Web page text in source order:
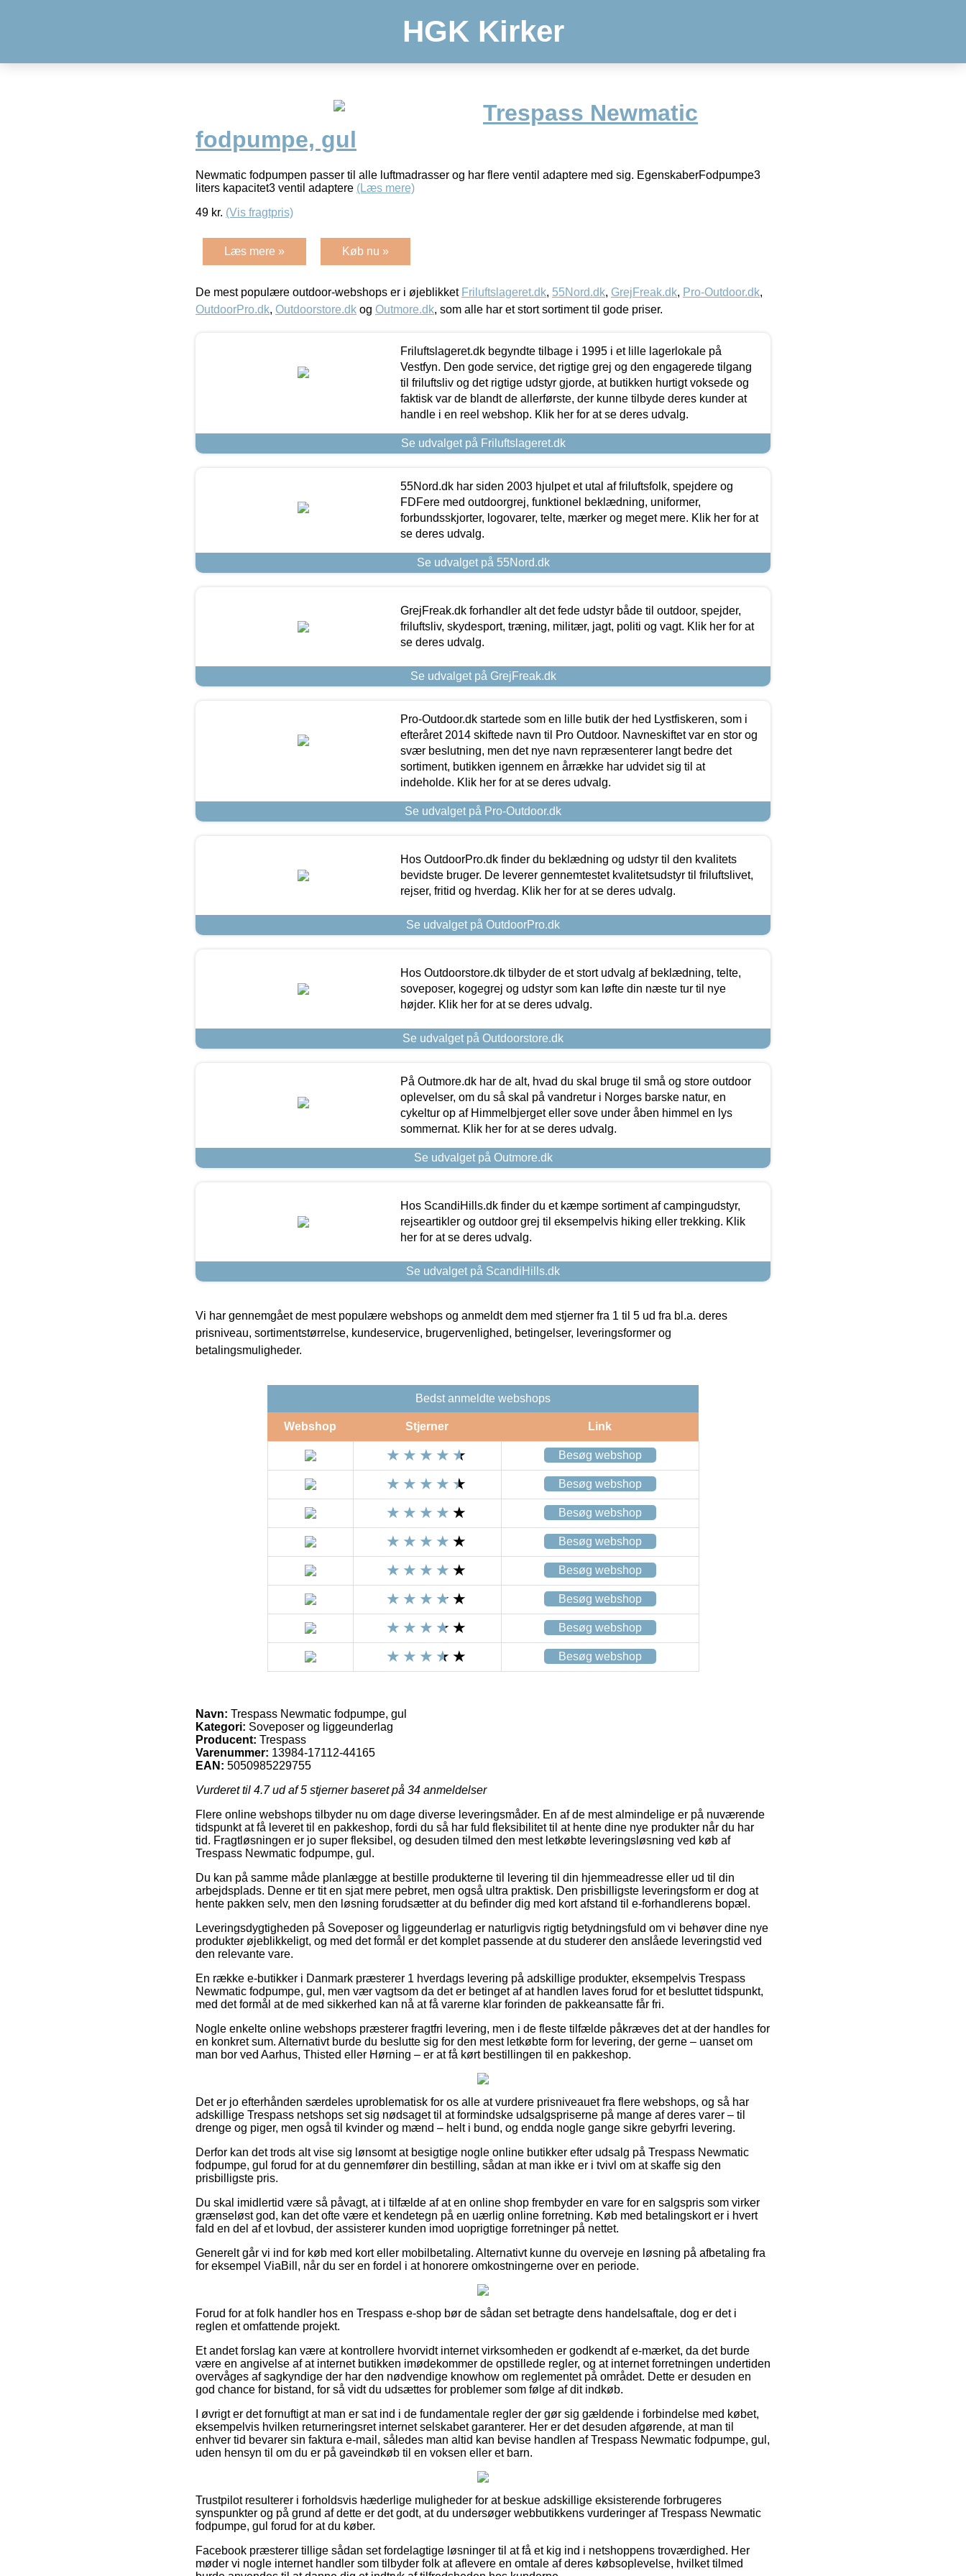
HGK Kirker
Trespass Newmatic
fodpumpe, gul
Newmatic fodpumpen passer til alle luftmadrasser og har flere ventil adaptere med sig. EgenskaberFodpumpe3
liters kapacitet3 ventil adaptere (Læs mere)
49 kr. (Vis fragtpris)
Læs mere » Køb nu »
De mest populære outdoor-webshops er i øjeblikket Friluftslageret.dk, 55Nord.dk, GrejFreak.dk, Pro-Outdoor.dk,
OutdoorPro.dk, Outdoorstore.dk og Outmore.dk, som alle har et stort sortiment til gode priser.
Friluftslageret.dk begyndte tilbage i 1995 i et lille lagerlokale på
Vestfyn. Den gode service, det rigtige grej og den engagerede tilgang
til friluftsliv og det rigtige udstyr gjorde, at butikken hurtigt voksede og
faktisk var de blandt de allerførste, der kunne tilbyde deres kunder at
handle i en reel webshop. Klik her for at se deres udvalg.
Se udvalget på Friluftslageret.dk
55Nord.dk har siden 2003 hjulpet et utal af friluftsfolk, spejdere og
FDFere med outdoorgrej, funktionel beklædning, uniformer,
forbundsskjorter, logovarer, telte, mærker og meget mere. Klik her for at
se deres udvalg.
Se udvalget på 55Nord.dk
GrejFreak.dk forhandler alt det fede udstyr både til outdoor, spejder,
friluftsliv, skydesport, træning, militær, jagt, politi og vagt. Klik her for at
se deres udvalg.
Se udvalget på GrejFreak.dk
Pro-Outdoor.dk startede som en lille butik der hed Lystfiskeren, som i
efteråret 2014 skiftede navn til Pro Outdoor. Navneskiftet var en stor og
svær beslutning, men det nye navn repræsenterer langt bedre det
sortiment, butikken igennem en årrække har udvidet sig til at
indeholde. Klik her for at se deres udvalg.
Se udvalget på Pro-Outdoor.dk
Hos OutdoorPro.dk finder du beklædning og udstyr til den kvalitets
bevidste bruger. De leverer gennemtestet kvalitetsudstyr til friluftslivet,
rejser, fritid og hverdag. Klik her for at se deres udvalg.
Se udvalget på OutdoorPro.dk
Hos Outdoorstore.dk tilbyder de et stort udvalg af beklædning, telte,
soveposer, kogegrej og udstyr som kan løfte din næste tur til nye
højder. Klik her for at se deres udvalg.
Se udvalget på Outdoorstore.dk
På Outmore.dk har de alt, hvad du skal bruge til små og store outdoor
oplevelser, om du så skal på vandretur i Norges barske natur, en
cykeltur op af Himmelbjerget eller sove under åben himmel en lys
sommernat. Klik her for at se deres udvalg.
Se udvalget på Outmore.dk
Hos ScandiHills.dk finder du et kæmpe sortiment af campingudstyr,
rejseartikler og outdoor grej til eksempelvis hiking eller trekking. Klik
her for at se deres udvalg.
Se udvalget på ScandiHills.dk
Vi har gennemgået de mest populære webshops og anmeldt dem med stjerner fra 1 til 5 ud fra bl.a. deres
prisniveau, sortimentstørrelse, kundeservice, brugervenlighed, betingelser, leveringsformer og
betalingsmuligheder.
Bedst anmeldte webshops
Webshop Stjerner Link
Besøg webshop
Besøg webshop
Besøg webshop
Besøg webshop
Besøg webshop
Besøg webshop
Besøg webshop
Besøg webshop
Navn: Trespass Newmatic fodpumpe, gul
Kategori: Soveposer og liggeunderlag
Producent: Trespass
Varenummer: 13984-17112-44165
EAN: 5050985229755
Vurderet til 4.7ud af 5 stjerner baseret på 34 anmeldelser
Flere online webshops tilbyder nu om dage diverse leveringsmåder. En af de mest almindelige er på nuværende
tidspunkt at få leveret til en pakkeshop, fordi du så har fuld fleksibilitet til at hente dine nye produkter når du har
tid. Fragtløsningen er jo super fleksibel, og desuden tilmed den mest letkøbte leveringsløsning ved køb af
Trespass Newmatic fodpumpe, gul.
Du kan på samme måde planlægge at bestille produkterne til levering til din hjemmeadresse eller ud til din
arbejdsplads. Denne er tit en sjat mere pebret, men også ultra praktisk. Den prisbilligste leveringsform er dog at
hente pakken selv, men den løsning forudsætter at du befinder dig med kort afstand til e-forhandlerens bopæl.
Leveringsdygtigheden på Soveposer og liggeunderlag er naturligvis rigtig betydningsfuld om vi behøver dine nye
produkter øjeblikkeligt, og med det formål er det komplet passende at du studerer den anslåede leveringstid ved
den relevante vare.
En række e-butikker i Danmark præsterer 1 hverdags levering på adskillige produkter, eksempelvis Trespass
Newmatic fodpumpe, gul, men vær vagtsom da det er betinget af at handlen laves forud for et besluttet tidspunkt,
med det formål at de med sikkerhed kan nå at få varerne klar forinden de pakkeansatte får fri.
Nogle enkelte online webshops præsterer fragtfri levering, men i de fleste tilfælde påkræves det at der handles for
en konkret sum. Alternativt burde du beslutte sig for den mest letkøbte form for levering, der gerne – uanset om
man bor ved Aarhus, Thisted eller Hørning – er at få kørt bestillingen til en pakkeshop.
Det er jo efterhånden særdeles uproblematisk for os alle at vurdere prisniveauet fra flere webshops, og så har
adskillige Trespass netshops set sig nødsaget til at formindske udsalgspriserne på mange af deres varer – til
drenge og piger, men også til kvinder og mænd – helt i bund, og endda nogle gange sikre gebyrfri levering.
Derfor kan det trods alt vise sig lønsomt at besigtige nogle online butikker efter udsalg på Trespass Newmatic
fodpumpe, gul forud for at du gennemfører din bestilling, sådan at man ikke er i tvivl om at skaffe sig den
prisbilligste pris.
Du skal imidlertid være så påvagt, at i tilfælde af at en online shop frembyder en vare for en salgspris som virker
grænseløst god, kan det ofte være et kendetegn på en uærlig online forretning. Køb med betalingskort er i hvert
fald en del af et lovbud, der assisterer kunden imod uoprigtige forretninger på nettet.
Generelt går vi ind for køb med kort eller mobilbetaling. Alternativt kunne du overveje en løsning på afbetaling fra
for eksempel ViaBill, når du ser en fordel i at honorere omkostningerne over en periode.
Forud for at folk handler hos en Trespass e-shop bør de sådan set betragte dens handelsaftale, dog er det i
reglen et omfattende projekt.
Et andet forslag kan være at kontrollere hvorvidt internet virksomheden er godkendt af e-mærket, da det burde
være en angivelse af at internet butikken imødekommer de opstillede regler, og at internet forretningen undertiden
overvåges af sagkyndige der har den nødvendige knowhow om reglementet på området. Dette er desuden en
god chance for bistand, for så vidt du udsættes for problemer som følge af dit indkøb.
I øvrigt er det fornuftigt at man er sat ind i de fundamentale regler der gør sig gældende i forbindelse med købet,
eksempelvis hvilken returneringsret internet selskabet garanterer. Her er det desuden afgørende, at man til
enhver tid bevarer sin faktura e-mail, således man altid kan bevise handlen af Trespass Newmatic fodpumpe, gul,
uden hensyn til om du er på gaveindkøb til en voksen eller et barn.
Trustpilot resulterer i forholdsvis hæderlige muligheder for at beskue adskillige eksisterende forbrugeres
synspunkter og på grund af dette er det godt, at du undersøger webbutikkens vurderinger af Trespass Newmatic
fodpumpe, gul forud for at du køber.
Facebook præsterer tillige sådan set fordelagtige løsninger til at få et kig ind i netshoppens troværdighed. Her
møder vi nogle internet handler som tilbyder folk at aflevere en omtale af deres købsoplevelse, hvilket tilmed